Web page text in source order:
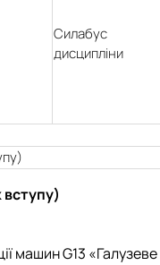
Силабус
дисципліни
машин G13 «Галузеве